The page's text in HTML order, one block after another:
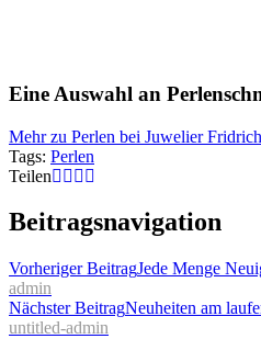
Eine Auswahl an
Mehr zu Perlen bei Juwelier Fridrich
Tags: Perlen
Teilen
Beitragsnavigation
Vorheriger BeitragJede Menge
admin
Nächster BeitragNeuheiten am
untitled-admin